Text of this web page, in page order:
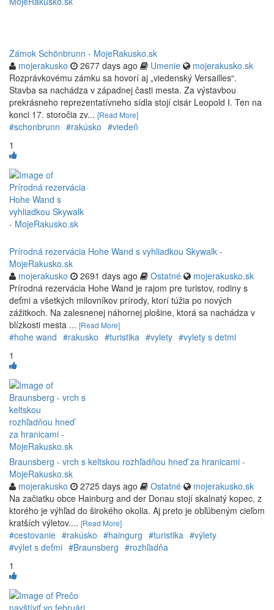
Zámok Schönbrunn - MojeRakusko.sk
mojerakusko
2677 days ago Umenie
mojerakusko.sk
Rozprávkovému zámku sa hovorí aj „viedenský Versailles“.
Stavba sa nachádza v západnej časti mesta. Za výstavbou
prekrásneho reprezentatívneho sídla stojí cisár Leopold I. Ten na
konci 17. storočia zv... [Read More]
#schonbrunn #rakúsko #viedeň
1
Prírodná rezervácia Hohe Wand s vyhliadkou Skywalk -
MojeRakusko.sk
mojerakusko
2691 days ago Ostatné
mojerakusko.sk
Prírodná rezervácia Hohe Wand je rajom pre turistov, rodiny s
deťmi a všetkých milovníkov prírody, ktorí túžia po nových
zážitkoch. Na zalesnenej náhornej plošine, ktorá sa nachádza v
blízkosti mesta ... [Read More]
#hohe wand #rakusko #turistika #vylety #vylety s detmi
1
Braunsberg - vrch s keltskou rozhľadňou hneď za hranicami -
MojeRakusko.sk
mojerakusko
2725 days ago Ostatné
mojerakusko.sk
Na začiatku obce Hainburg and der Donau stojí skalnatý kopec, z
ktorého je výhľad do širokého okolia. Aj preto je obľúbeným cieľom
kratších výletov.... [Read More]
#cestovanie #rakúsko #haingurg #turistika #výlety
#výlet s deťmi #Braunsberg #rozhľadňa
1